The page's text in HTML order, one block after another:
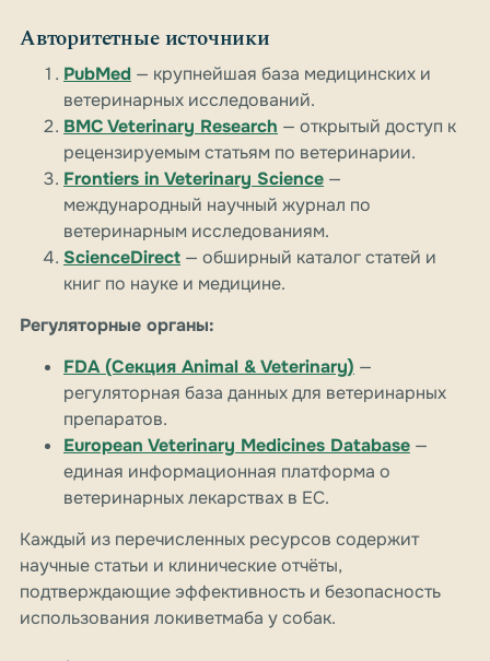
Авторитетные источники
PubMed — крупнейшая база медицинских и
ветеринарных исследований.
BMC Veterinary Research — открытый доступ к
рецензируемым статьям по ветеринарии.
Frontiers in Veterinary Science —
международный научный журнал по
ветеринарным исследованиям.
ScienceDirect — обширный каталог статей и
книг по науке и медицине.
Регуляторные органы:
FDA (Секция Animal & Veterinary) —
регуляторная база данных для ветеринарных
препаратов.
European Veterinary Medicines Database —
единая информационная платформа о
ветеринарных лекарствах в ЕС.
Каждый из перечисленных ресурсов содержит
научные статьи и клинические отчёты,
подтверждающие эффективность и безопасность
использования локиветмаба у собак.